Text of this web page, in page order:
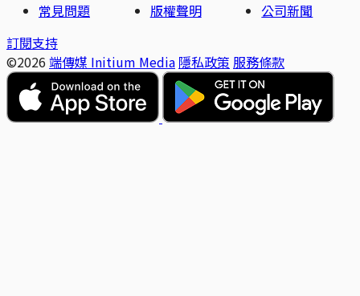
常見問題
版權聲明
公司新聞
訂閱支持
©2026 端傳媒 Initium Media 隱私政策 服務條款